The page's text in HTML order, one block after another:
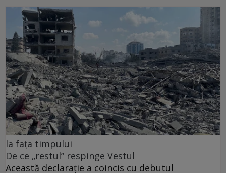
la fața timpului
De ce „restul” respinge Vestul
Această declarație a coincis cu debutul